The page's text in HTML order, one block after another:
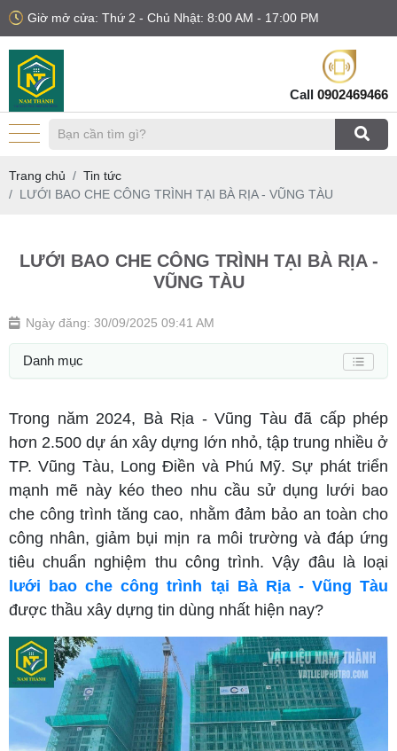
Giờ mở cửa: Thứ 2 - Chủ Nhật: 8:00 AM - 17:00 PM
Call 0902469466
Trang chủ
Tin tức
LƯỚI BAO CHE CÔNG TRÌNH TẠI BÀ RỊA - VŨNG TÀU
LƯỚI BAO CHE CÔNG TRÌNH TẠI BÀ RỊA -
VŨNG TÀU
Ngày đăng: 30/09/2025 09:41 AM
Danh mục
Trong năm 2024, Bà Rịa - Vũng Tàu đã cấp phép
hơn 2.500 dự án xây dựng lớn nhỏ, tập trung nhiều ở
TP. Vũng Tàu, Long Điền và Phú Mỹ. Sự phát triển
mạnh mẽ này kéo theo nhu cầu sử dụng lưới bao
che công trình tăng cao, nhằm đảm bảo an toàn cho
công nhân, giảm bụi mịn ra môi trường và đáp ứng
tiêu chuẩn nghiệm thu công trình. Vậy đâu là loại
lưới bao che công trình tại Bà Rịa - Vũng Tàu
được thầu xây dựng tin dùng nhất hiện nay?